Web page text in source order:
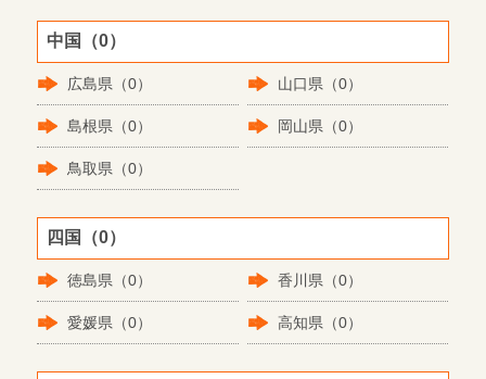
中国（0）
広島県（0） 山口県（0）
島根県（0） 岡山県（0）
鳥取県（0）
四国（0）
徳島県（0） 香川県（0）
愛媛県（0） 高知県（0）